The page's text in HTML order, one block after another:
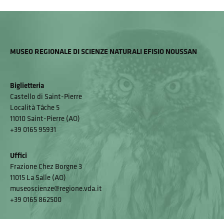
MUSEO REGIONALE DI SCIENZE NATURALI EFISIO NOUSSAN
Biglietteria
Castello di Saint-Pierre
Località Tâche 5
11010 Saint-Pierre (AO)
+39 0165 95931
Uffici
Frazione Chez Borgne 3
11015 La Salle (AO)
museoscienze@regione.vda.it
+39 0165 862500